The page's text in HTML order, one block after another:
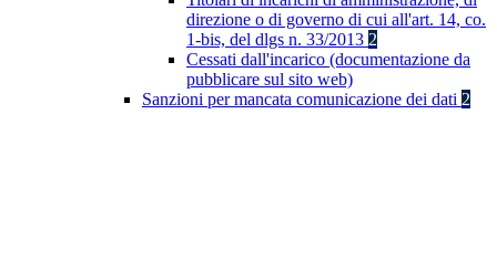
direzione o di governo di cui all'art. 14, co.
1-bis, del dlgs n. 33/2013 2
Cessati dall'incarico (documentazione da
pubblicare sul sito web)
Sanzioni per mancata comunicazione dei dati 2